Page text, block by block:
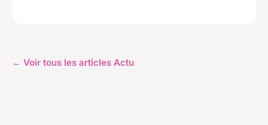
← Voir tous les articles Actu